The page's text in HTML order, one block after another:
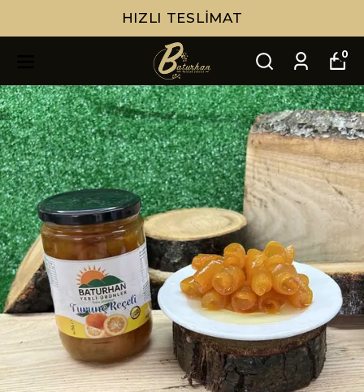
HIZLI TESLIMAT
0